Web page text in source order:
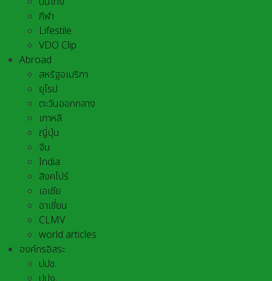
กีฬา
Lifestile
VDO Clip
Abroad
สหรัฐอเมริกา
ยุโรป
ตะวันออกกลาง
เกาหลี
ญี่ปุ่น
จีน
India
สิงคโปร์
เอเชีย
อาเชี่ยน
CLMV
world articles
องค์กรอิสระ
ปปช.